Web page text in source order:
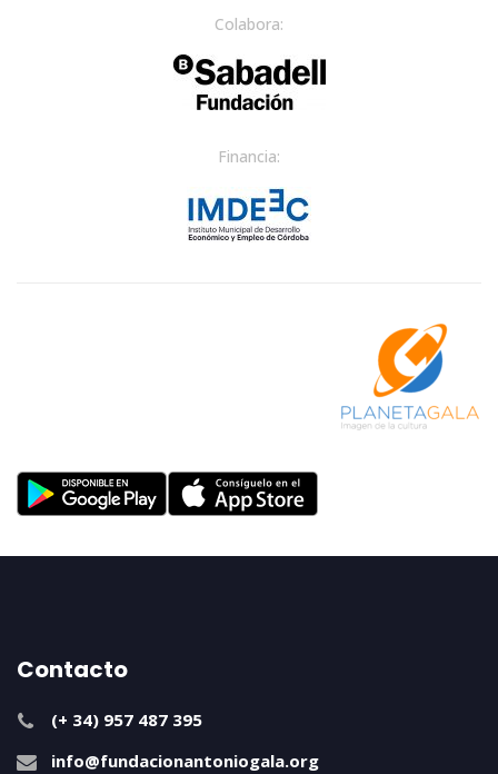
Colabora:
Financia:
Contacto
(+ 34) 957 487 395
info@fundacionantoniogala.org